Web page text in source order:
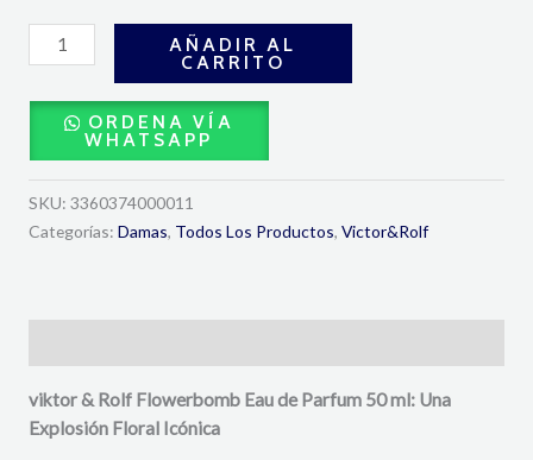
AÑADIR AL
CARRITO
ORDENA VÍA
WHATSAPP
SKU: 3360374000011
Categorías: Damas, Todos Los Productos, Victor&Rolf
viktor& Rolf Flowerbomb Eau de Parfum 50 ml: Una
Explosión Floral Icónica